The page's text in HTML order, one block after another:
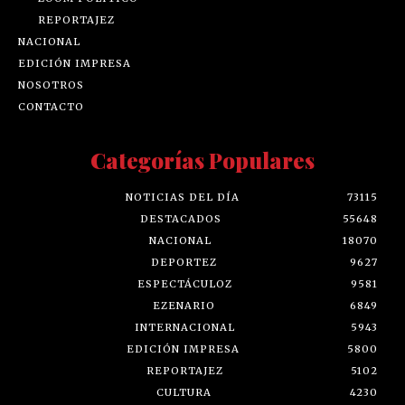
REPORTAJEZ
NACIONAL
EDICIÓN IMPRESA
NOSOTROS
CONTACTO
Categorías Populares
NOTICIAS DEL DÍA
73115
DESTACADOS
55648
NACIONAL
18070
DEPORTEZ
9627
ESPECTÁCULOZ
9581
EZENARIO
6849
INTERNACIONAL
5943
EDICIÓN IMPRESA
5800
REPORTAJEZ
5102
CULTURA
4230